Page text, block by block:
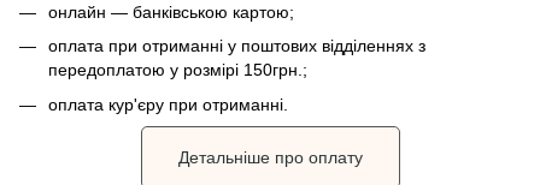
онлайн — банківською картою;
оплата при отриманні у поштових відділеннях з
передоплатою у розмірі 150грн.;
оплата кур'єру при отриманні.
Детальніше про оплату